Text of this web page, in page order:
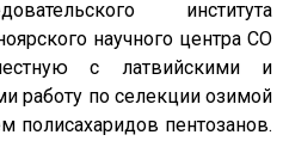
института
научного центра СО
с латвийскими и
работу по селекции озимой
пентозанов.